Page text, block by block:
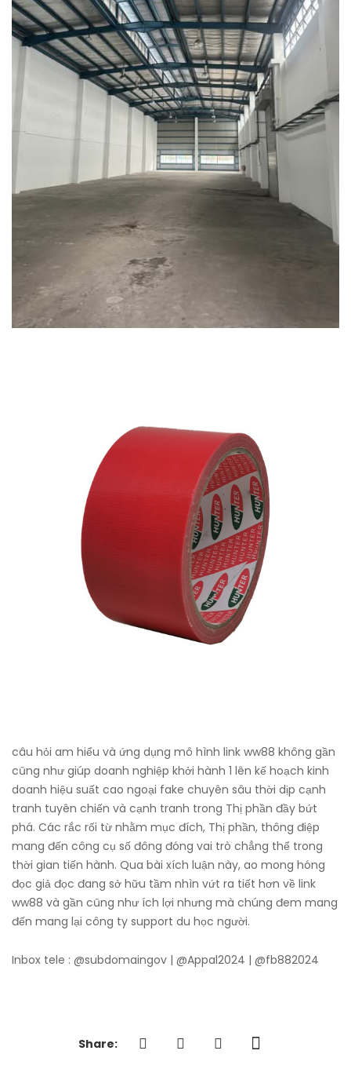
câu hỏi am hiểu và ứng dụng mô hình link ww88 không gần
cũng như giúp doanh nghiệp khởi hành 1 lên kế hoạch kinh
doanh hiệu suất cao ngoại fake chuyên sâu thời dịp cạnh
tranh tuyên chiến và cạnh tranh trong Thị phần đầy bứt
phá. Các rắc rối từ nhằm mục đích, Thị phần, thông điệp
mang đến công cụ số đông đóng vai trò chẳng thể trong
thời gian tiến hành. Qua bài xích luận này, ao mong hóng
đọc giả đọc đang sở hữu tầm nhìn vứt ra tiết hơn về link
ww88 và gần cũng như ích lợi nhưng mà chúng đem mang
đến mang lại công ty support du học người.
Inbox tele : @subdomaingov | @Appal2024 | @fb882024
Share: